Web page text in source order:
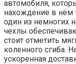
автомобиля,
нахождение в нём
один из немногих
чехлы
стоит отметить
коленного сгиба.
ускоренная